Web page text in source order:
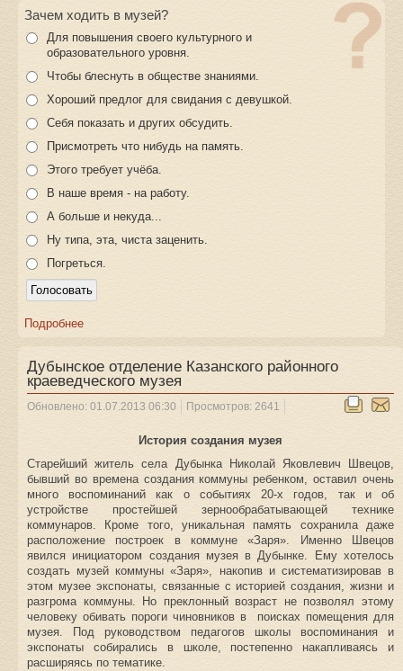
Зачем ходить в музей?
Для повышения своего культурного и
образовательного уровня.
Чтобы блеснуть в обществе знаниями.
Хороший предлог для свидания с девушкой.
Себя показать и других обсудить.
Присмотреть что нибудь на память.
Этого требует учёба.
В наше время - на работу.
А больше и некуда...
Ну типа, эта, чиста заценить.
Погреться.
Подробнее
Дубынское отделение Казанского районного
краеведческого музея
Обновлено: 01.07.2013 06:30 Просмотров: 2641
История создания музея
Старейший житель села Дубынка Николай Яковлевич Швецов,
бывший во времена создания коммуны ребенком, оставил очень
много воспоминаний как о событиях 20-х годов, так и об
устройстве простейшей зернообрабатывающей технике
коммунаров. Кроме того, уникальная память сохранила даже
расположение построек в коммуне «Заря». Именно Швецов
явился инициатором создания музея в Дубынке. Ему хотелось
создать музей коммуны «Заря», накопив и систематизировав в
этом музее экспонаты, связанные с историей создания, жизни и
разгрома коммуны. Но преклонный возраст не позволял этому
человеку обивать пороги чиновников в поисках помещения для
музея. Под руководством педагогов школы воспоминания и
экспонаты собирались в школе, постепенно накапливаясь и
расширяясь по тематике.